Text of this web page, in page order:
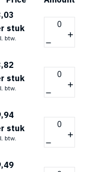
stuk
btw.
stuk
btw.
stuk
btw.